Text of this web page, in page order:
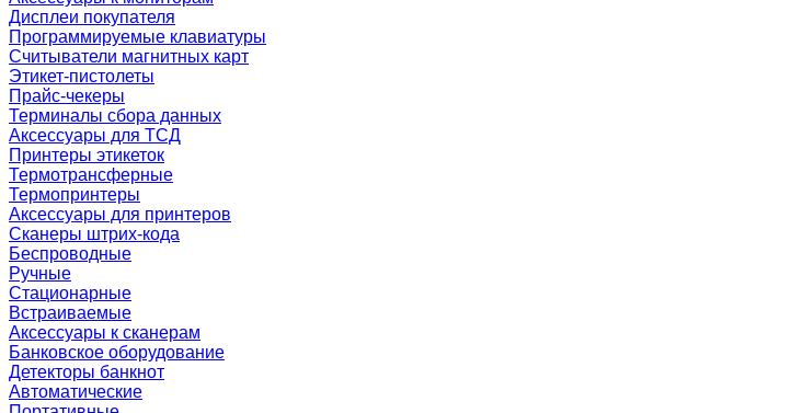
Дисплеи покупателя
Программируемые клавиатуры
Считыватели магнитных карт
Этикет-пистолеты
Прайс-чекеры
Терминалы сбора данных
Аксессуары для ТСД
Принтеры этикеток
Термотрансферные
Термопринтеры
Аксессуары для принтеров
Сканеры штрих-кода
Беспроводные
Ручные
Стационарные
Встраиваемые
Аксессуары к сканерам
Банковское оборудование
Детекторы банкнот
Автоматические